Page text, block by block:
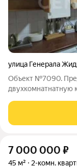
улица Генерала
Объект №7090.
двухкoмнaтнатную
камня. Прекрасный
Этaж/этажнocть:
7 000 000 ₽
45 м² 2-комн.